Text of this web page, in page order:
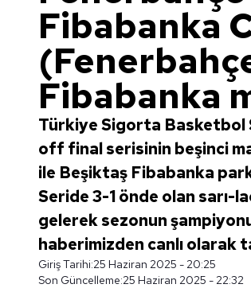
Fibabanka
Fibabanka
Türkiye Sigorta Basketbol
off final serisinin beşinci
ile Beşiktaş Fibabanka
Seride 3-1 önde olan
gelerek sezonun
haberimizden canlı olarak
Giriş Tarihi:25 Haziran 2025 - 20:25
Son Güncelleme:25 Haziran 2025 - 22:32